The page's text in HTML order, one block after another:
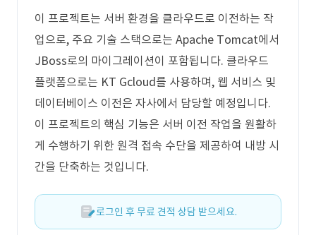
이 프로젝트는 서버 환경을 클라우드로 이전하는 작
업으로, 주요 기술 스택으로는 Apache Tomcat에서
JBoss로의 마이그레이션이 포함됩니다. 클라우드
플랫폼으로는 KT Gcloud를 사용하며, 웹 서비스 및
데이터베이스 이전은 자사에서 담당할 예정입니다.
이 프로젝트의 핵심 기능은 서버 이전 작업을 원활하
게 수행하기 위한 원격 접속 수단을 제공하여 내방 시
간을 단축하는 것입니다.
로그인 후 무료 견적 상담 받으세요.